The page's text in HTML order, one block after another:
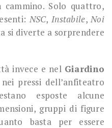
cammino. Solo quattro,
NSC,Instabile,Noi
si diverte a sorprendere
invece e nel Giardino
pressi dell’anfiteatro
esposte alcune
gruppi di figure
basta per essere